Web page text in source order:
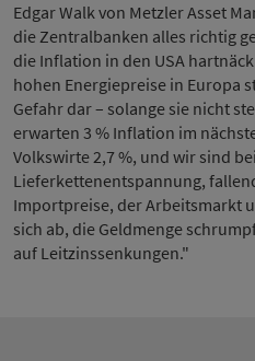
Edgar Walk von Metzler Asset
die Zentralbanken alles richtig
die Inflation in den USA
hohen Energiepreise in Europa
Gefahr dar – solange sie nicht
erwarten 3 % Inflation im
Volkswirte 2,7 %, und wir sind
Lieferkettenentspannung,
Importpreise, der Arbeitsmarkt
sich ab, die Geldmenge
auf Leitzinssenkungen."